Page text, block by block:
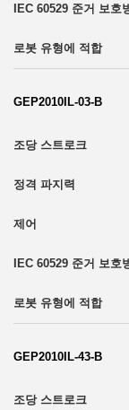
GEP2010IL-03-B
GEP2010IL-43-B